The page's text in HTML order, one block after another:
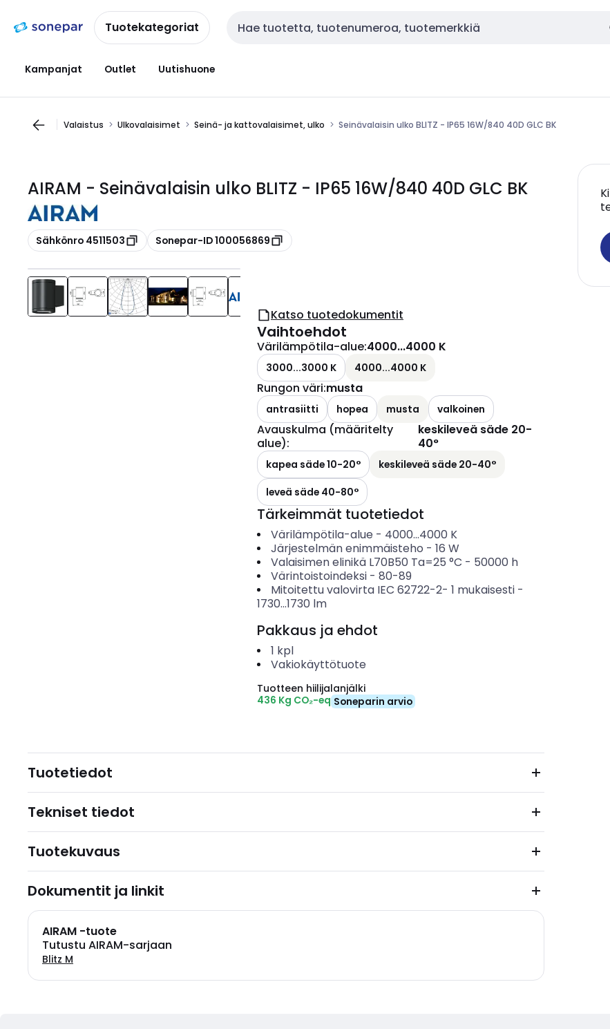
navigointiinsisältöönTuotekategoriat Haku
Kampanjat Outlet Uutishuone
Valaistus Ulkovalaisimet Seinä- ja kattovalaisimet, ulko Seinävalaisin ulko BLITZ - IP65 16W/840 40D GLC BK
AIRAM - Seinävalaisin ulko BLITZ - IP65 16W/840 40D GLC BK
Kopioi
Sähkönro 4511503 Kopioi
Sonepar-ID 100056869
Katso tuotedokumentit
Vaihtoehdot
Värilämpötila-alue:4000...4000 K
3000...3000 K 4000...4000 K
Rungon väri:musta
antrasiitti hopea musta valkoinen
Avauskulma (määritelty
alue):
keskileveä säde 20-
40°
kapea säde 10-20°
keskileveä säde 20-40°
leveä säde 40-80°
Tärkeimmät tuotetiedot
Värilämpötila-alue - 4000...4000 K
Järjestelmän enimmäisteho - 16 W
Valaisimen elinikä L70B50 Ta=25 °C - 50000 h
Värintoistoindeksi- 80-89
Mitoitettu valovirta IEC 62722-2- 1 mukaisesti-
1730...1730 lm
Pakkaus ja ehdot
1 kpl
Vakiokäyttötuote
Tuotteen hiilijalanjälki
436 Kg CO₂-eq Soneparin arvio
Tuotetiedot
Tekniset tiedot
Tuotekuvaus
Dokumentit ja linkit
AIRAM -tuote
Tutustu AIRAM-sarjaan
Blitz M